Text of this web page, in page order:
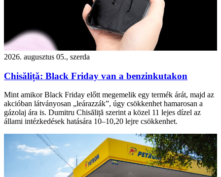
2026. augusztus 05., szerda
Chisăliță: Black Friday van a benzinkutakon
Mint amikor Black Friday előtt megemelik egy termék árát, majd az
akcióban látványosan „leárazzák”, úgy csökkenhet hamarosan a
gázolaj ára is. Dumitru Chisăliță szerint a közel 11 lejes dízel az
állami intézkedések hatására 10–10,20 lejre csökkenhet.